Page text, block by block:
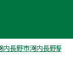
内長野市河内長野駅前